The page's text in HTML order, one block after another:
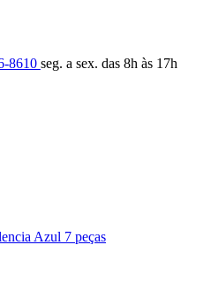
8610 seg. a sex. das 8h às 17h
Azul 7 peças